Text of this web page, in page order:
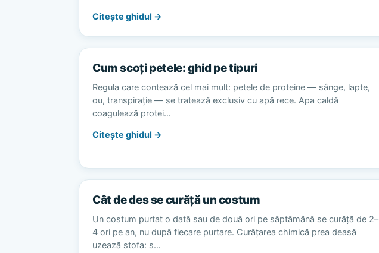
Citește ghidul →
Cum scoți petele: ghid pe tipuri
Regula care contează cel mai mult: petele de proteine — sânge, lapte,
ou, transpirație — se tratează exclusiv cu apă rece. Apa caldă
coagulează protei…
Citește ghidul →
Cât de des se curăță un costum
Un costum purtat o dată sau de două ori pe săptămână se curăță de 2–
4 ori pe an, nu după fiecare purtare. Curățarea chimică prea deasă
uzează stofa: s…